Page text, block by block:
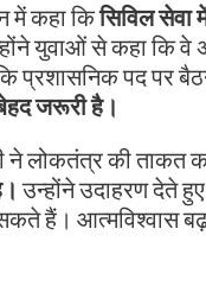
में कहा किसिविल सेवा
युवाओं से कहा कि
प्रशासनिक पद पर
जरूरी है।
लोकतंत्र की ताकत
उन्होंने उदाहरण देते
आत्मविश्वास बढ़ाने